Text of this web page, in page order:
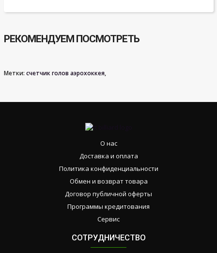
РЕКОМЕНДУЕМ ПОСМОТРЕТЬ
Метки: счетчик голов аэрохоккея,
О нас
Доставка и оплата
Политика конфиденциальности
Обмен и возврат товара
Договор публичной оферты
Программы кредитования
Сервис
СОТРУДНИЧЕСТВО